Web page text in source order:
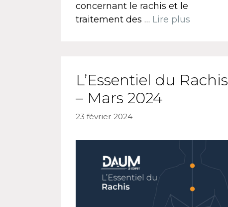
concernant le rachis et le
traitement des … Lire plus
L’Essentiel du Rachis
– Mars 2024
23 février 2024